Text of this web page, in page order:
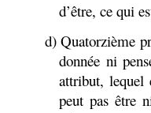
d’être, ce qui
d) Quatorzième
donnée ni
attribut, lequel
peut pas être